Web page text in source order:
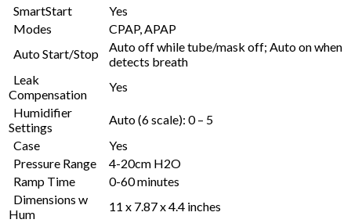
SmartStart
Yes
Modes
CPAP, APAP
Auto Start/Stop
Auto off while tube/mask off; Auto on when
detects breath
Leak
Compensation
Yes
Humidifier
Settings
Auto (6 scale): 0 – 5
Case
Yes
Pressure Range
4-20cm H2O
Ramp Time
0-60 minutes
Dimensions w
Hum
11 x 7.87 x 4.4 inches